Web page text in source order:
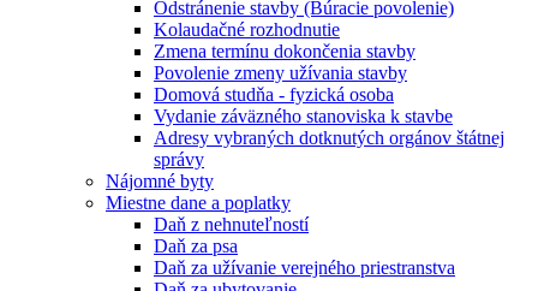
Odstránenie stavby (Búracie povolenie)
Kolaudačné rozhodnutie
Zmena termínu dokončenia stavby
Povolenie zmeny užívania stavby
Domová studňa - fyzická osoba
Vydanie záväzného stanoviska k stavbe
Adresy vybraných dotknutých orgánov štátnej
správy
Nájomné byty
Miestne dane a poplatky
Daň z nehnuteľností
Daň za psa
Daň za užívanie verejného priestranstva